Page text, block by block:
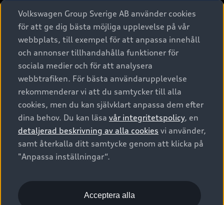
A6 modellerna
SUV
Avant
Audi Sport
Privatleasing
Nya bilar i lager
Begagnade bilar i lager
Audi approved :plus - så gott som nya
Finansiering
Audi exclusive
Provkörning
Service & tillbehör
Audi digital services
Originaltillbehör - köp online
Garantier
Försäkring
Digitala manualer för din Audi
Audi Collection – livsstilsartiklar
Vanliga frågor
2G/3G nätet stängs ned - Hur påverkas min bil av detta?
Tjänstebil
Tjänstebil
Business lease online
Företagsleasing
Om Audi Sverige
Kontakta oss
Audi Återförsäljare/-serviceverkstad
myAudi
Pressmeddelanden
Nyhetsbrev
Vårt hållbarhetsarbete
© 2026 AUDI SVERIGE. All Rights Reserved.
Utgivare Juridiskt
Juridiskt Audi AG
Juridiskt Audi Digital Giveaway
Anpassa inställningar för cookies
Visselblåsarkanaler
Volkswagen Group Sverige AB använder cookies
för att ge dig bästa möjliga upplevelse på vår
webbplats, till exempel för att anpassa innehåll
och annonser tillhandahålla funktioner för
sociala medier och för att analysera
webbtrafiken. För bästa användarupplevelse
rekommenderar vi att du samtycker till alla
cookies, men du kan självklart anpassa dem efter
dina behov. Du kan läsa vår integritetspolicy, en
detaljerad beskrivning av alla cookies vi använder,
samt återkalla ditt samtycke genom att klicka på
"Anpassa inställningar“.
Acceptera alla